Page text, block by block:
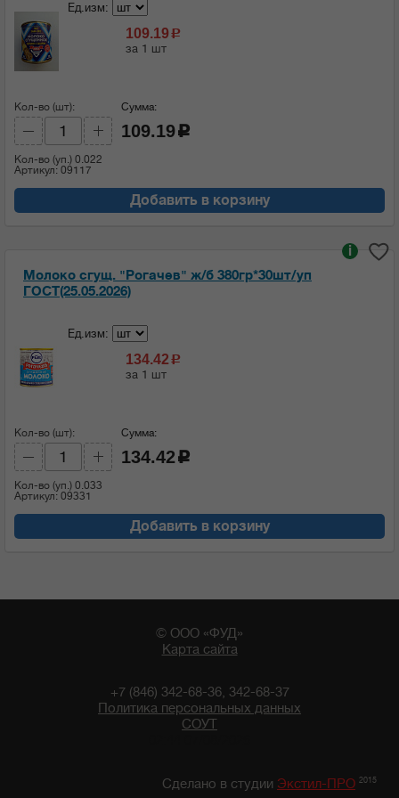
Ед.изм:
109.19c
за 1 шт
Кол-во (шт):
Кол-во (уп.) 0.022
Артикул: 09117
Сумма:
109.19 c
Добавить в корзину
Молоко сгущ. "Рогачев" ж/б 380гр*30шт/уп
ГОСТ(25.05.2026)
i
Ед.изм:
134.42 c
за 1 шт
Кол-во (шт):
Кол-во (уп.) 0.033
Артикул: 09331
Сумма:
134.42 c
Добавить в корзину
© ООО «ФУД»
Карта сайта
+7 (846) 342-68-36, 342-68-37
Политика персональных данных
СОУТ
Сделано в студии Экстил-ПРО 2015